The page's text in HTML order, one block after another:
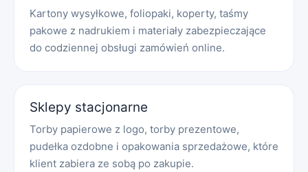
Kartony wysyłkowe, foliopaki, koperty, taśmy
pakowe z nadrukiem i materiały zabezpieczające
do codziennej obsługi zamówień online.
Sklepy stacjonarne
Torby papierowe z logo, torby prezentowe,
pudełka ozdobne i opakowania sprzedażowe, które
klient zabiera ze sobą po zakupie.